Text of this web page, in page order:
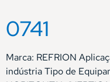
0741
Marca: REFRION
indústria Tipo de